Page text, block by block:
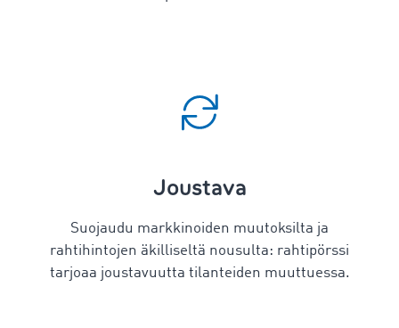
Joustava
Suojaudu markkinoiden muutoksilta ja
rahtihintojen äkilliseltä nousulta: rahtipörssi
tarjoaa joustavuutta tilanteiden muuttuessa.